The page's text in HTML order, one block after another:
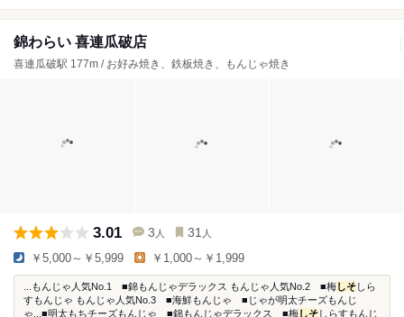
錦わらい 喜連瓜破店
喜連瓜破駅 177m / お好み焼き、鉄板焼き、もんじゃ焼き
3.01 3 人 31 人
￥5,000～￥5,999 ￥1,000～￥1,999
...もんじゃ人気No.1 ■錦もんじゃデラックス もんじゃ人気No.2 ■梅 しそしら
すもんじゃ もんじゃ人気No.3 ■海鮮もんじゃ ■じゃが明太チーズもんじ
ゃ...■明太もちチーズもんじゃ ■錦もんじゃデラックス ■梅 しそしらすもんじ